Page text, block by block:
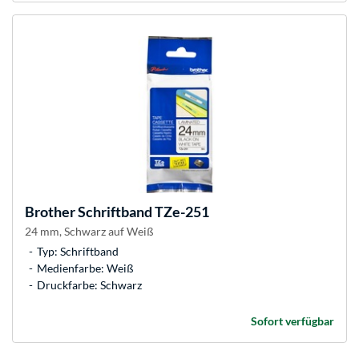
BrotherSchriftband TZe-251
24 mm, Schwarz auf Weiß
Typ: Schriftband
Medienfarbe: Weiß
Druckfarbe: Schwarz
Sofort verfügbar